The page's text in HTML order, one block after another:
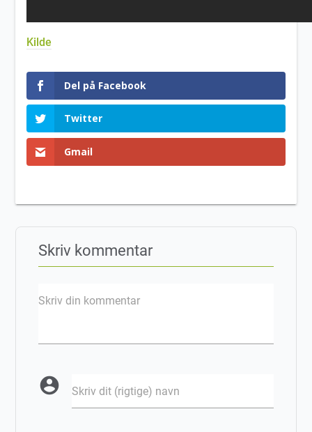
Kilde
Del på Facebook
Twitter
Gmail
Skriv kommentar
Skriv din kommentar
account_circle Skriv dit (rigtige) navn